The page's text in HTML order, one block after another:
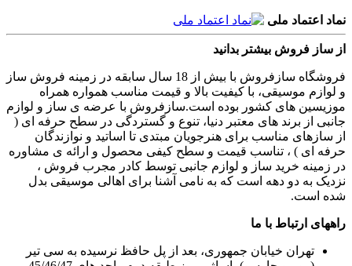
نماد اعتماد ملی
از ساز فروش بیشتر بدانید
فروشگاه سازفروش با بیش از 18 سال سابقه در زمینه فروش ساز
و لوازم موسیقی، با کیفیت بالا و قیمت مناسب همواره همراه
موزیسین های کشور بوده است.سازفروش با عرضه ی ساز و لوازم
جانبی از برند های معتبر دنیا، تنوع و گستردگی در سطح حرفه ای (
از سازهای مناسب برای هنرجویان مبتدی تا اساتید و نوازندگان
حرفه ای ) ، تناسب قیمت و سطح کیفی محصول و ارائه ی مشاوره
در زمینه خرید ساز و لوازم جانبی توسط کادر مجرب فروش ،
نزدیک به دو دهه است که به نامی آشنا برای اهالی موسیقی بدل
شده است.
راههای ارتباط با ما
تهران خیابان جمهوری، بعد از پل حافظ نرسیده به سی تیر